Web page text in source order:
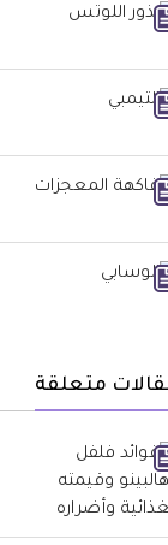
متعلقة